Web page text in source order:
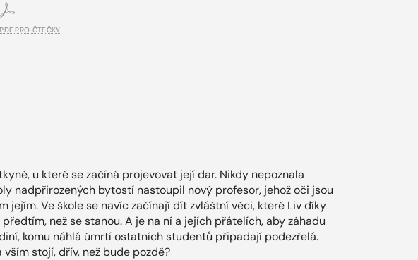
PDF PRO ČTEČKY
u které se začíná projevovat její dar. Nikdy nepoznala
nadpřirozených bytostí nastoupil nový profesor, jehož oči jsou
jejím. Ve škole se navíc začínají dít zvláštní věci, které Liv díky
než se stanou. A je na ní a jejích přátelích, aby záhadu
komu náhlá úmrtí ostatních studentů připadají podezřelá.
vším stojí, dřív, než bude pozdě?